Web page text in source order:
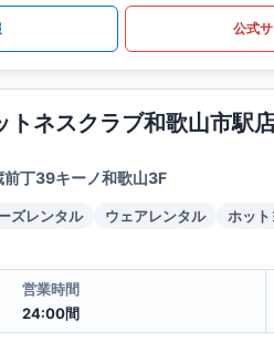
公式
トネスクラブ和歌山市駅
丁39キーノ和歌山3F
ズレンタル ウェアレンタル ホット
営業時間
24:00間